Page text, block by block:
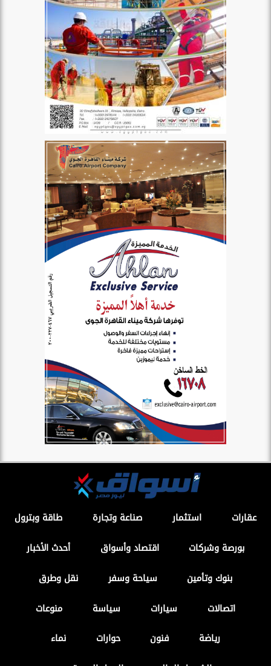
عقارات استثمار صناعة وتجارة
طاقة وبترول
بورصة وشركات
اقتصاد وأسواق
أحدث الأخبار
بنوك وتأمين
سياحة وسفر
نقل وطرق
اتصالات
سيارات سياسة
منوعات
رياضة
فنون حوارات
نماء